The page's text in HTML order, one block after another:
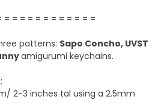
= = = = = = = = = = = =
patterns: Sapo Concho, UVST
amigurumi keychains.
2-3 inches tal using a 2.5mm